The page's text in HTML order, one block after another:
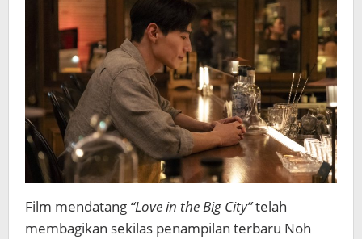
Film mendatang “Love in the Big City”telah
membagikan sekilas penampilan terbaru Noh